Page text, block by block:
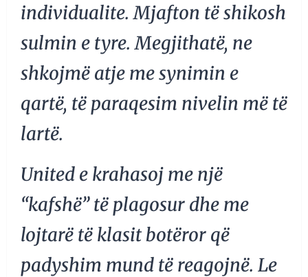
individualite. Mjafton të shikosh
sulmin e tyre. Megjithatë, ne
shkojmë atje me synimin e
qartë, të paraqesim nivelin më të
lartë.
United e krahasoj me një
“kafshë” të plagosur dhe me
lojtarë të klasit botëror që
padyshim mund të reagojnë. Le